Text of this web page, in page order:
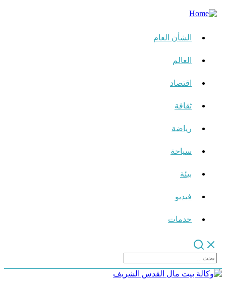
الشأن العام
العالم
اقتصاد
ثقافة
رياضة
سياحة
بيئة
فيديو
خدمات